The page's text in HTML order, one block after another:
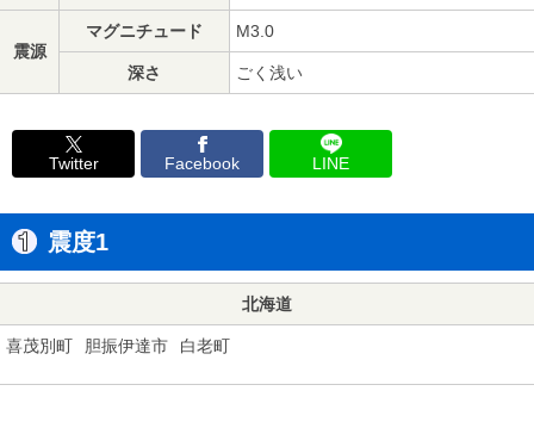
震源
マグニチュード M3.0
深さ ごく浅い
Twitter Facebook LINE
震度1
北海道
喜茂別町 胆振伊達市 白老町